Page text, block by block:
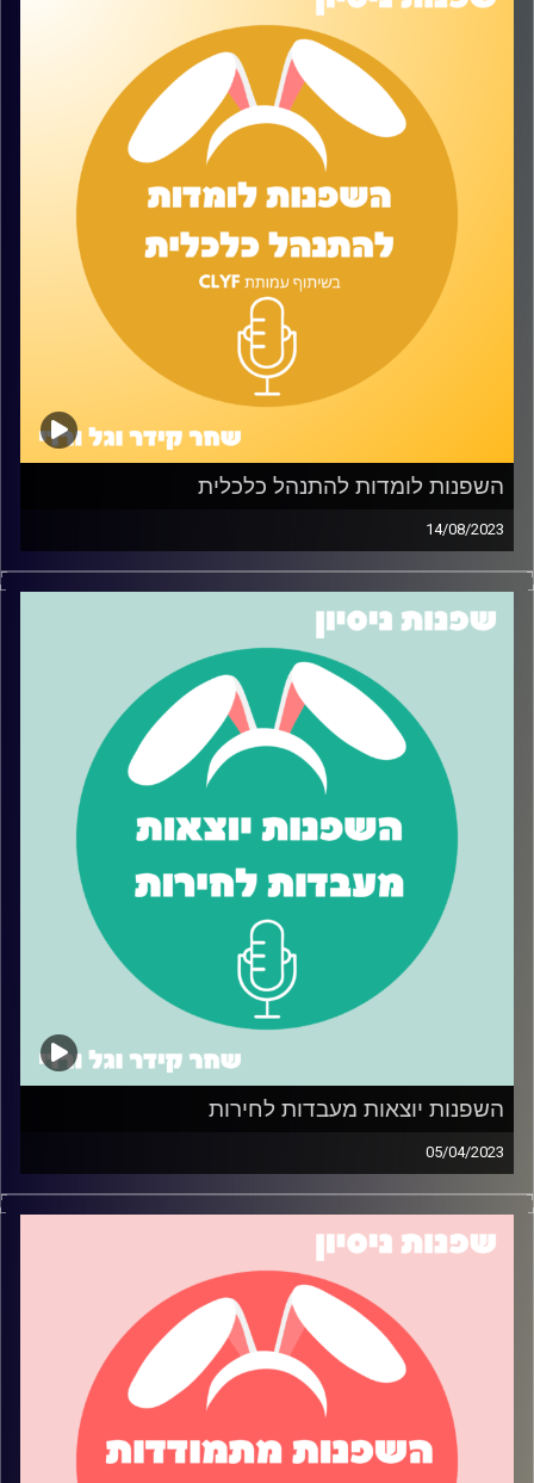
השפנות לומדות להתנהל כלכלית
14/08/2023
בפרק זה השפנות נעזרות בעמותת CLYF המציעה לימוד
ורכישת כלים להתנהלות כלכלית נכונה. בפרק השפנות מתנסות
בטיפים שהוצעו להן על ידי העמותה ומדברות על החוויה,
הקשיים וגם על הדברים הטובים שהצליחו
קרדיט תמונות: שחר קידר וגל ורדי
השפנות יוצאות מעבדות לחירות
05/04/2023
השפנות בפרק ספיישל לפסח, והפעם השפנות דנות ביציאה
שלהן מעבדות לחירות – חופש כלכלי ועצמאות. גל חולקת את
הטיפים שלה למעבר לדירה משלה, בעוד שחר מספרת על
הדרך שלה לעצמאות כלכלית על ידי הגדלת מקורות ההכנסה.
תאזינו כדי ללמוד עצות מעשיות בכל אחד מהנושאים!
קרדיט תמונות:
שחר קידר וגל ורדי
קרדיט תמונות:
שחר קידר וגל ורדי